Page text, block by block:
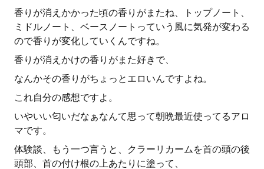
香りが消えかかった頃の香りがまたね、トップノート、
ミドルノート、ベースノートっていう風に気発が変わる
ので香りが変化していくんですね。
香りが消えかけの香りがまた好きで、
なんかその香りがちょっとエロいんですよね。
これ自分の感想ですよ。
いやいい匂いだなぁなんて思って朝晩最近使ってるアロ
マです。
体験談、もう一つ言うと、クラーリカームを首の頭の後
頭部、首の付け根の上あたりに塗って、